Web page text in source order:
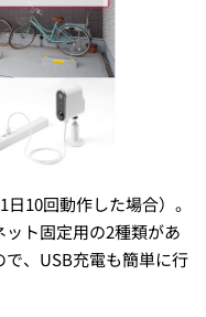
10回動作した場合）。
ト固定用の2種類があ
、USB充電も簡単に行